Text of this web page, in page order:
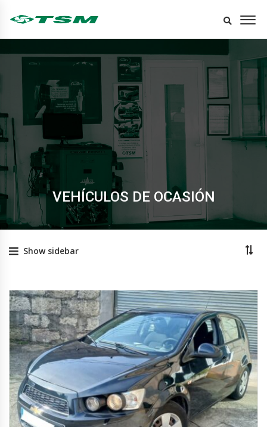
VEHÍCULOS DE OCASIÓN
Show sidebar